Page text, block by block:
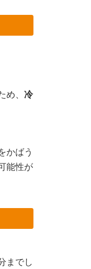
、 冷
かばう
能性が
までし